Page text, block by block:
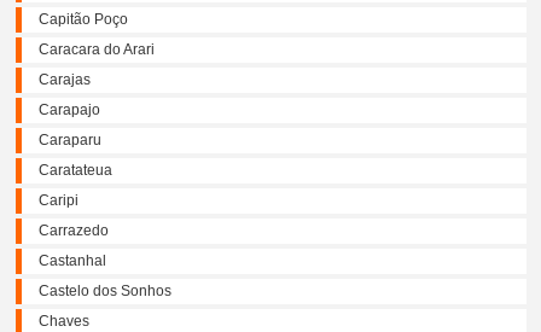
Capitão Poço
Caracara do Arari
Carajas
Carapajo
Caraparu
Caratateua
Caripi
Carrazedo
Castanhal
Castelo dos Sonhos
Chaves